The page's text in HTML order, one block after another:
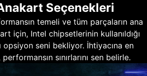
Seçenekleri
temeli ve tüm parçaların ana
için, Intel chipsetlerinin kullanıldığı
opsiyon seni bekliyor. İhtiyacına en
sınırlarını sen belirle.